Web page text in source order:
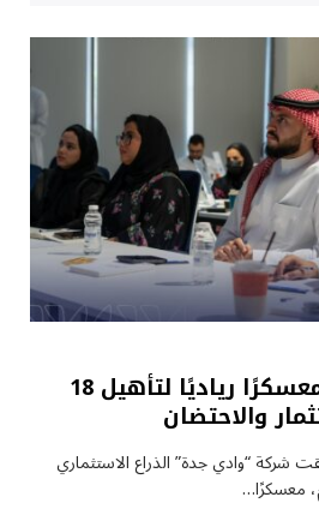
وادي جدة” تطلق معسكرًا رياديًا لتأهيل 18
والاحتضان
أغسطس 2026 أطلقت شركة “وادي جدة” الذراع الاستثماري
معسكرًا…